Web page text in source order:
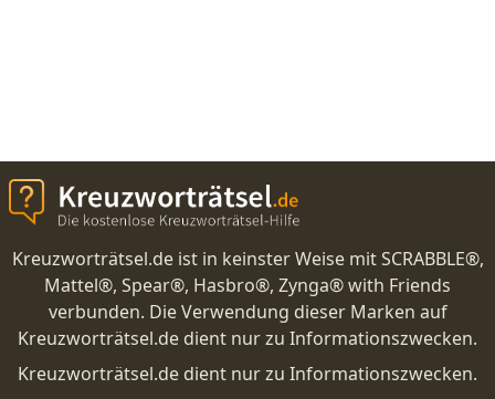
Kreuzworträtsel.de ist in keinster Weise mit SCRABBLE®,
Mattel®, Spear®, Hasbro®, Zynga® with Friends
verbunden. Die Verwendung dieser Marken auf
Kreuzworträtsel.de dient nur zu Informationszwecken.
Kreuzworträtsel.de dient nur zu Informationszwecken.